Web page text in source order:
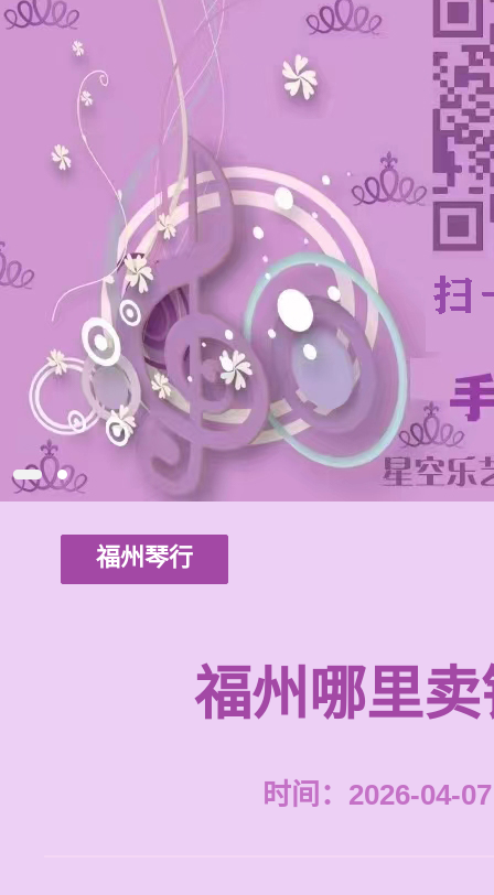
福州琴行
福州哪里
时间：2026-04-